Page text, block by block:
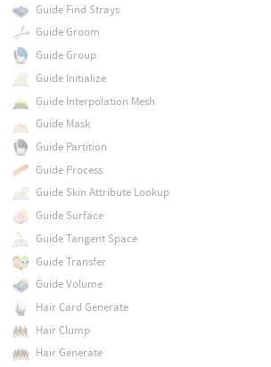
Guide Find Strays
Guide Groom
Guide Group
Guide Initialize
Guide Interpolation Mesh
Guide Mask
Guide Partition
Guide Process
Guide Skin Attribute Lookup
Guide Surface
Guide Tangent Space
Guide Transfer
Guide Volume
Hair Card Generate
Hair Clump
Hair Generate